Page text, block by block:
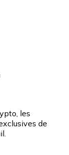
les
de